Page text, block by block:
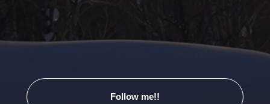
Follow me!!